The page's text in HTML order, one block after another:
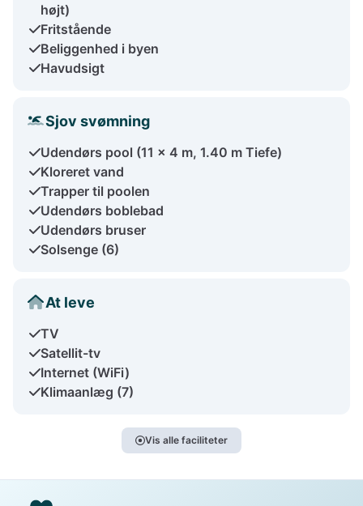
højt)
Fritstående
Beliggenhed i byen
Havudsigt
Sjov svømning
Udendørs pool (11 x 4 m, 1.40 m Tiefe)
Kloreret vand
Trapper til poolen
Udendørs boblebad
Udendørs bruser
Solsenge (6)
At leve
TV
Satellit-tv
Internet (WiFi)
Klimaanlæg (7)
Vis alle faciliteter